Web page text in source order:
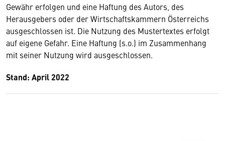
Gewähr erfolgen und eine Haftung des Autors, des
Herausgebers oder der Wirtschaftskammern Österreichs
ausgeschlossen ist. Die Nutzung des Mustertextes erfolgt
auf eigene Gefahr. Eine Haftung (s.o.) im Zusammenhang
mit seiner Nutzung wird ausgeschlossen.
Stand: April 2022